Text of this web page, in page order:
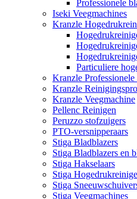
Professionele
Iseki Veegmachines
Kranzle
Particuliere
Kranzle
Kranzle
Kranzle Veegmachine
Pellenc Reinigen
Peruzzo stofzuigers
PTO-versnipperaars
Stiga Bladblazers
Stiga Bladblazers en
Stiga Hakselaars
Stiga
Stiga
Stiga Veegmachines